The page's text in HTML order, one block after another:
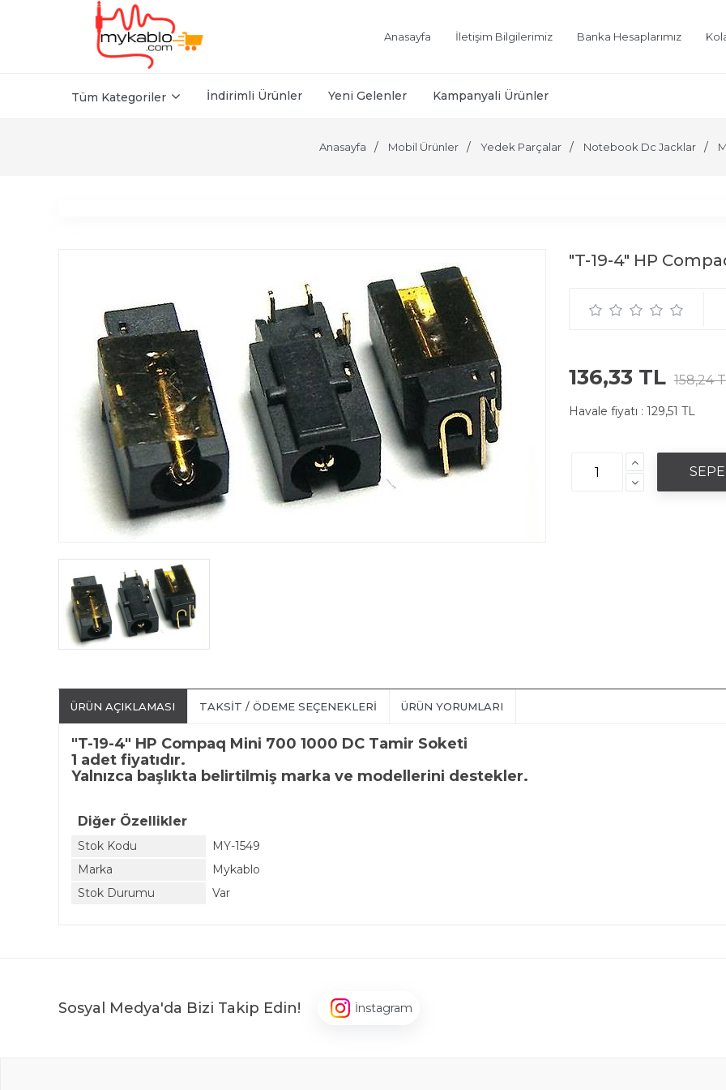
Anasayfa İletişim Bilgilerimiz Banka Hesaplarımız
Tüm Kategoriler İndirimli Ürünler Yeni Gelenler Kampanyali Ürünler
Anasayfa Mobil Ürünler Yedek Parçalar Notebook Dc Jacklar
"T-19-4" HP
136,33 TL 158,24
Havale fiyatı : 129,51 TL
ÜRÜN AÇIKLAMASI TAKSIT / ÖDEME SEÇENEKLERI ÜRÜN YORUMLARI
"T-19-4" HP Compaq Mini 700 1000 DC Tamir Soketi
1 adet fiyatıdır.
Yalnızca başlıkta belirtilmiş marka ve modellerini destekler.
Diğer Özellikler
Stok Kodu
MY-1549
Marka
Mykablo
Stok Durumu
Var
Sosyal Medya'da Bizi Takip Edin! İnstagram